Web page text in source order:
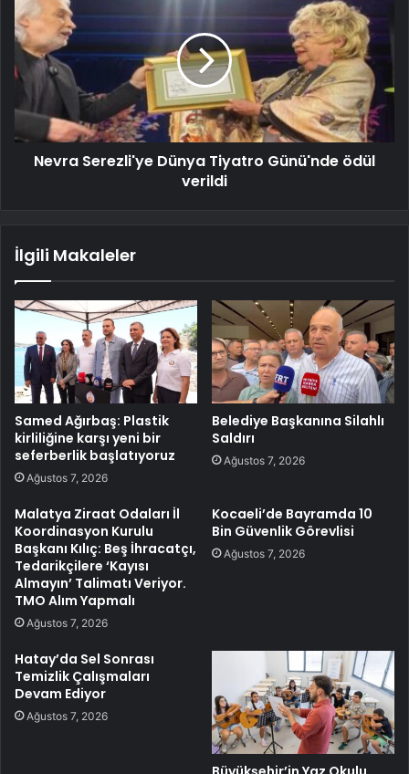
Nevra Serezli'ye Dünya Tiyatro Günü'nde ödül
verildi
İlgili Makaleler
Samed Ağırbaş: Plastik
kirliliğine karşı yeni bir
seferberlik başlatıyoruz
Ağustos 7, 2026
Belediye Başkanına Silahlı
Saldırı
Ağustos 7, 2026
Malatya Ziraat Odaları İl
Koordinasyon Kurulu
Başkanı Kılıç: Beş İhracatçı,
Tedarikçilere ‘Kayısı
Almayın’ Talimatı Veriyor.
TMO Alım Yapmalı
Ağustos 7, 2026
Kocaeli’de Bayramda 10
Bin Güvenlik Görevlisi
Ağustos 7, 2026
Hatay’da Sel Sonrası
Temizlik Çalışmaları
Devam Ediyor
Ağustos 7, 2026